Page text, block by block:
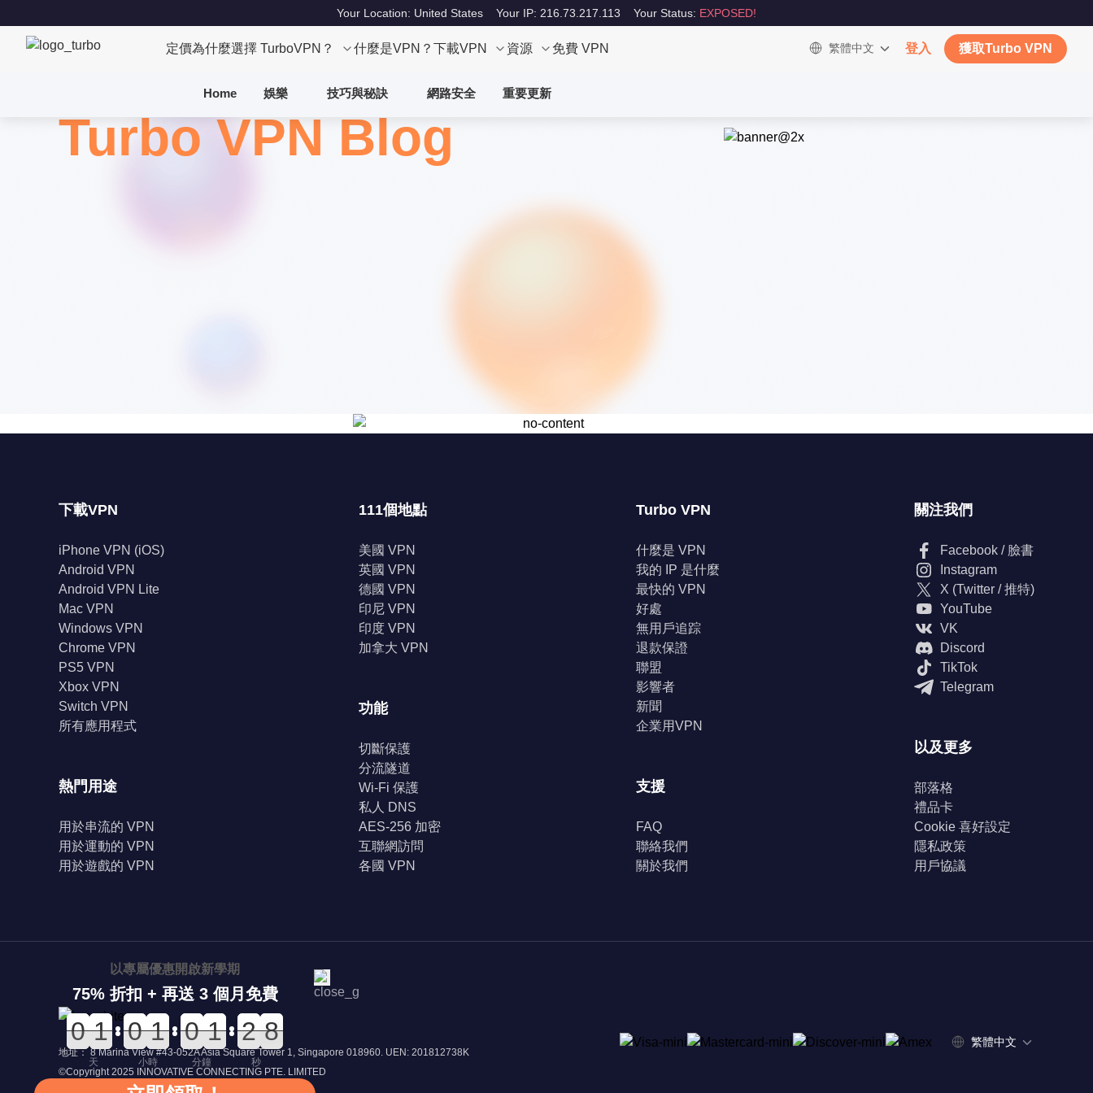
Your Location: United States Your IP: 216.73.217.113 Your Status: EXPOSED!
定價為什麼選擇 TurboVPN？ 什麼是VPN？ 下載VPN 資源 免費 VPN 繁體中文 登入 獲取Turbo VPN
Home 娛樂 技巧與秘訣 網路安全 重要更新
Turbo VPN Blog
下載VPN
iPhone VPN (iOS)
Android VPN
Android VPN Lite
Mac VPN
Windows VPN
Chrome VPN
PS5 VPN
Xbox VPN
Switch VPN
所有應用程式
熱門用途
用於串流的 VPN
用於運動的 VPN
用於遊戲的 VPN
111個地點
美國 VPN
英國 VPN
德國 VPN
印尼 VPN
印度 VPN
加拿大 VPN
功能
切斷保護
分流隧道
Wi-Fi 保護
私人 DNS
AES-256 加密
互聯網訪問
各國 VPN
Turbo VPN
什麼是 VPN
我的 IP 是什麼
最快的 VPN
好處
無用戶追踪
退款保證
聯盟
影響者
新聞
企業用VPN
支援
FAQ
聯絡我們
關於我們
關注我們
Facebook / 臉書
Instagram
X (Twitter / 推特)
YouTube
VK
Discord
TikTok
Telegram
以及更多
部落格
禮品卡
Cookie 喜好設定
隱私政策
用戶協議
地址： 8 Marina View #43-052A Asia Square Tower 1, Singapore 018960. UEN: 201812738K
©Copyright 2025 INNOVATIVE CONNECTING PTE. LIMITED
繁體中文
以專屬優惠開啟新學期
75% 折扣 + 再送 3 個月免費
0
0
0
0 0
0
1
1 0
0
0
0 0
0
1
1 0
0
0
0 0
0
1
1 3
3
2
2 8
8
6
天 小時 分鐘 秒